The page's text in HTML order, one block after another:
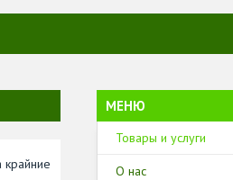
крайние
Товары и услуги
О нас